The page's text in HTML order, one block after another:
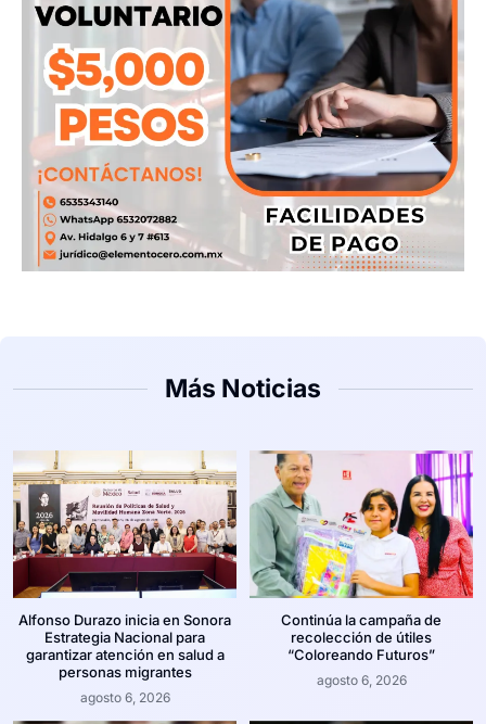
Más Noticias
Alfonso Durazo inicia en Sonora
Estrategia Nacional para
garantizar atención en salud a
personas migrantes
agosto 6, 2026
Continúa la campaña de
recolección de útiles
“Coloreando Futuros”
agosto 6, 2026